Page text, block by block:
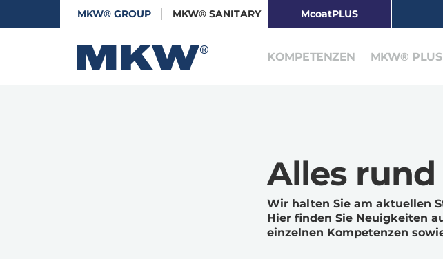
MKW® GROUP MKW® SANITARY McoatPLUS
KOMPETENZEN MKW® PLUS
Alles
Wir halten Sie am aktuellen
Hier finden Sie Neuigkeiten
einzelnen Kompetenzen